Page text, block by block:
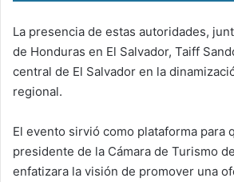
La presencia de estas autoridades,
de Honduras en El Salvador, Taiff
central de El Salvador en la
regional.
El evento sirvió como plataforma para
presidente de la Cámara de Turismo
enfatizara la visión de promover una